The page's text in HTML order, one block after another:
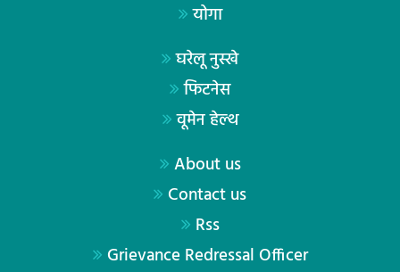
योगा
घरेलू नुस्खे
फिटनेस
वूमेन हेल्थ
About us
Contact us
Rss
Grievance Redressal Officer